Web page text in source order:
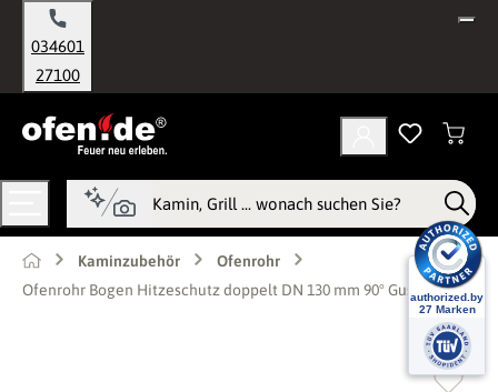
springen
034601
27100
Kaminzubehör
Ofenrohr
Ofenrohr Bogen Hitzeschutz doppelt DN 130 mm 90° Gussgrau